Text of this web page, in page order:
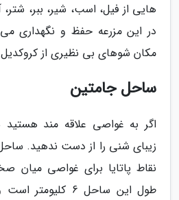
هایی از فیل، اسب، شیر، ببر،
در این مزرعه حفظ و نگهداری
مکان شوهای بی نظیری از
ساحل جامتین
اگر به غواصی علاقه مند
زیبای شنی را از دست ندهید.
نقاط پاتایا برای غواصی میان
طول این ساحل 6